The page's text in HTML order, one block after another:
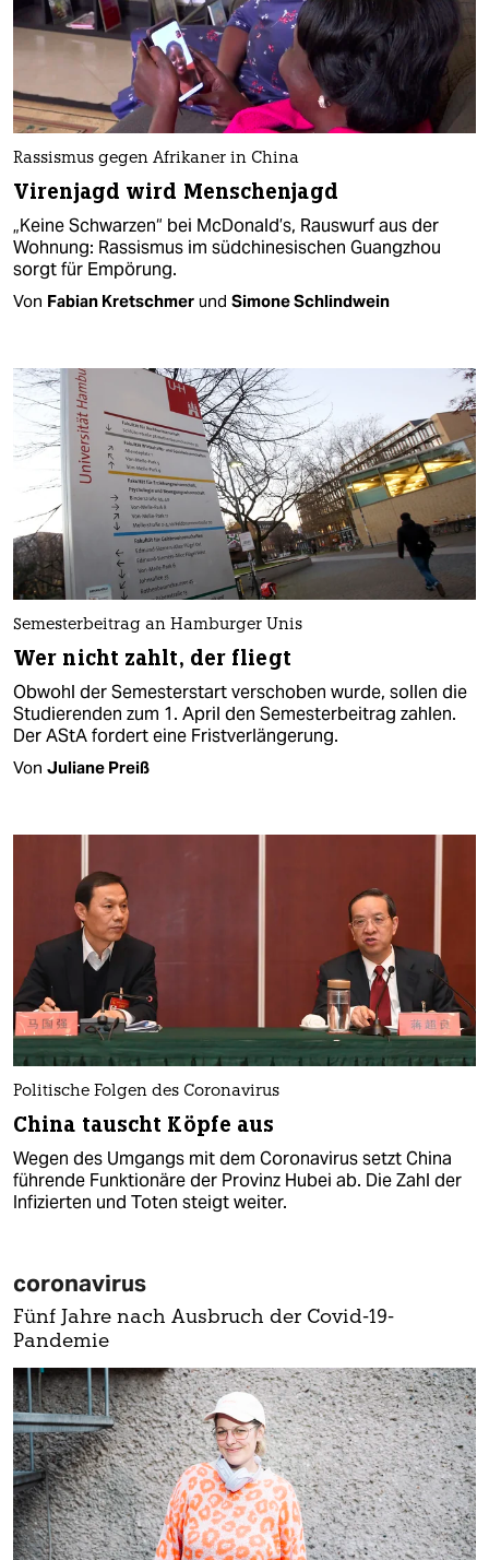
Rassismus gegen Afrikaner in China
Virenjagd wird Menschenjagd
„Keine Schwarzen“ bei McDonald’s, Rauswurf aus der
Wohnung: Rassismus im südchinesischen Guangzhou
sorgt für Empörung.
Von Fabian Kretschmer und Simone Schlindwein
Semesterbeitrag an Hamburger Unis
Wer nicht zahlt, der fliegt
Obwohl der Semesterstart verschoben wurde, sollen die
Studierenden zum 1. April den Semesterbeitrag zahlen.
Der AStA fordert eine Fristverlängerung.
Von Juliane Preiß
Politische Folgen des Coronavirus
China tauscht Köpfe aus
Wegen des Umgangs mit dem Coronavirus setzt China
führende Funktionäre der Provinz Hubei ab. Die Zahl der
Infizierten und Toten steigt weiter.
coronavirus
Fünf Jahre nach Ausbruch der Covid-19-
Pandemie